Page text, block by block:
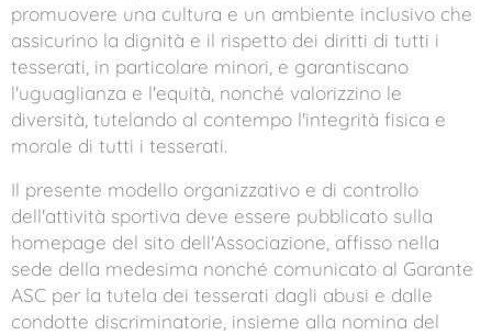
promuovere una cultura e un ambiente inclusivo che
assicurino la dignità e il rispetto dei diritti di tutti i
tesserati, in particolare minori, e garantiscano
l'uguaglianza e l'equità, nonché valorizzino le
diversità, tutelando al contempo l'integrità fisica e
morale di tutti i tesserati.
Il presente modello organizzativo e di controllo
dell'attività sportiva deve essere pubblicato sulla
homepage del sito dell'Associazione, affisso nella
sede della medesima nonché comunicato al Garante
ASC per la tutela dei tesserati dagli abusi e dalle
condotte discriminatorie, insieme alla nomina del